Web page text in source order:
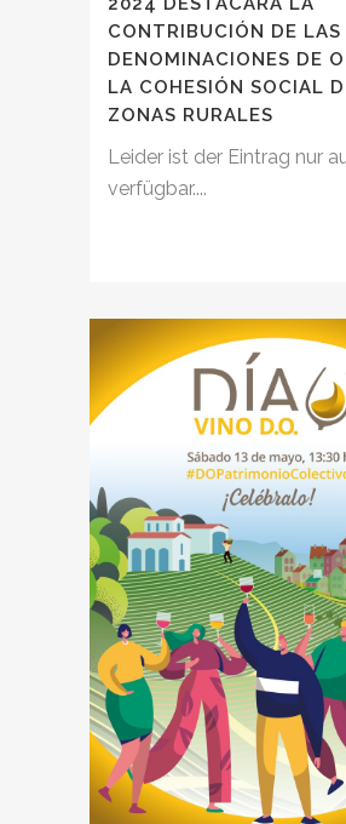
CONTRIBUCIÓN DE LAS
DENOMINACIONES DE
LA COHESIÓN SOCIAL
ZONAS RURALES
Leider ist der Eintrag nur
verfügbar....